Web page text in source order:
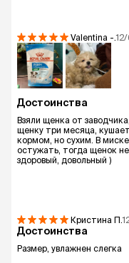
Valentina -.
Достоинства
Взяли щенка от
щенку три месяца,
кормом, но сухим. В
остужать, тогда щенок
здоровый, довольный )
Кристина П.
Достоинства
Размер, увлажнен слегка